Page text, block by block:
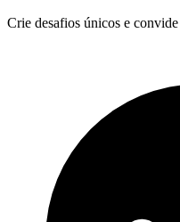
Crie desafios únicos e